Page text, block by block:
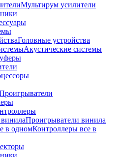
Мультирум усилители
Головные устройства
Акустические системы
Проигрыватели винила
в одномКонтроллеры все в